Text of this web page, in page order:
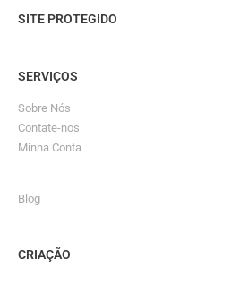
SITE PROTEGIDO
SERVIÇOS
Sobre Nós
Contate-nos
Minha Conta
Blog
CRIAÇÃO